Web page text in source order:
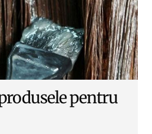
pentru